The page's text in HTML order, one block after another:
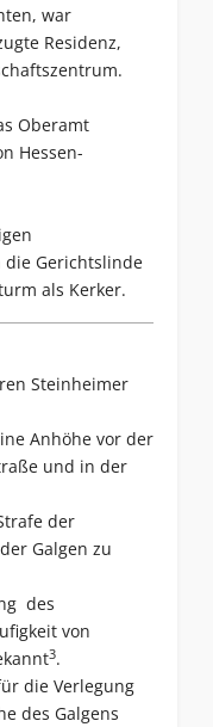
war
Residenz,
Oberamt
Hessen-
die Gerichtslinde
als Kerker.
Steinheimer
Anhöhe vor der
und in der
der
Galgen zu
des
von
3.
die Verlegung
des Galgens